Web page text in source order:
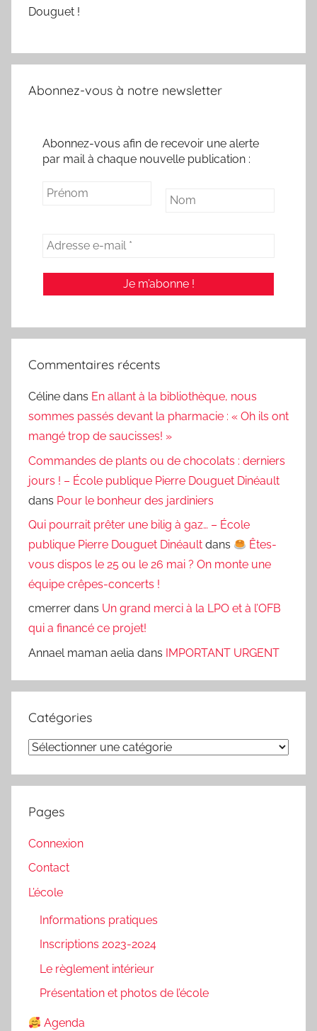
Douguet !
Abonnez-vous à notre newsletter
Abonnez-vous afin de recevoir une alerte
par mail à chaque nouvelle publication :
Commentaires récents
Céline dans En allant à la bibliothèque, nous
sommes passés devant la pharmacie : « Oh ils ont
mangé trop de saucisses! »
Commandes de plants ou de chocolats : derniers
jours ! – École publique Pierre Douguet Dinéault
dans Pour le bonheur des jardiniers
Qui pourrait prêter une bilig à gaz… – École
publique Pierre Douguet Dinéault dans
Êtes-
vous dispos le 25 ou le 26 mai ? On monte une
équipe crêpes-concerts !
cmerrer dans Un grand merci à la LPO et à l’OFB
qui a financé ce projet!
Annael maman aelia dans IMPORTANT URGENT
Catégories
Catégories
Pages
Connexion
Contact
L’école
Informations pratiques
Inscriptions 2023-2024
Le règlement intérieur
Présentation et photos de l’école
Agenda